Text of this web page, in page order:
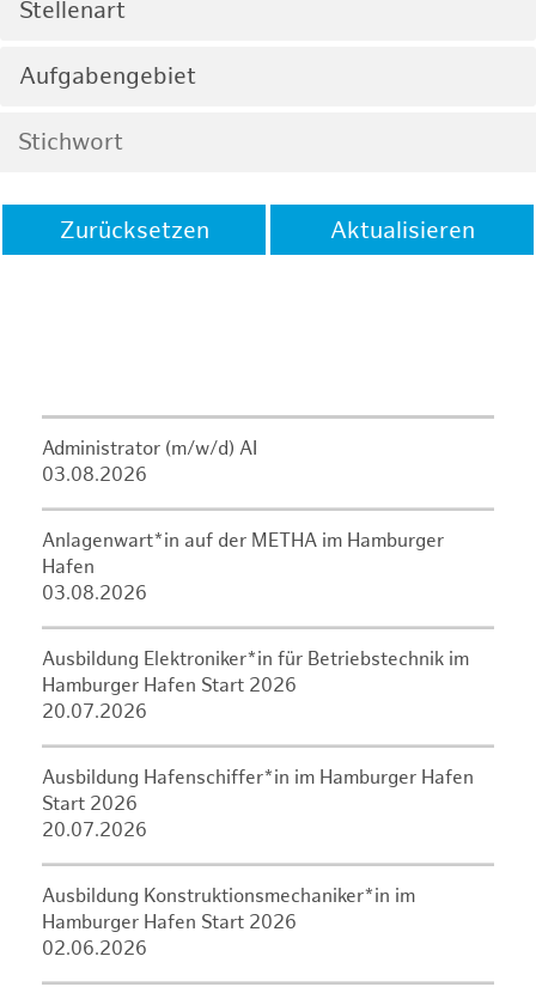
Stellenart
Aufgabengebiet
Zurücksetzen Aktualisieren
Administrator (m/w/d) AI
03.08.2026
Anlagenwart*in auf der METHA im Hamburger
Hafen
03.08.2026
Ausbildung Elektroniker*in für Betriebstechnik im
Hamburger Hafen Start 2026
20.07.2026
Ausbildung Hafenschiffer*in im Hamburger Hafen
Start 2026
20.07.2026
Ausbildung Konstruktionsmechaniker*in im
Hamburger Hafen Start 2026
02.06.2026